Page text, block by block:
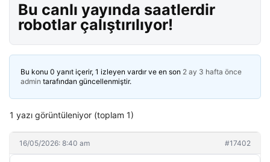
Bu canlı yayında saatlerdir
robotlar çalıştırılıyor!
Bu konu 0 yanıt içerir, 1 izleyen vardır ve en son 2 ay 3 hafta önce
admin tarafından güncellenmiştir.
1 yazı görüntüleniyor (toplam 1)
16/05/2026: 8:40 am #17402